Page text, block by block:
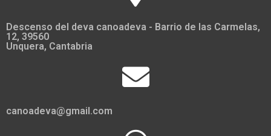
Descenso del deva canoadeva - Barrio de las Carmelas,
12, 39560
Unquera, Cantabria
canoadeva@gmail.com